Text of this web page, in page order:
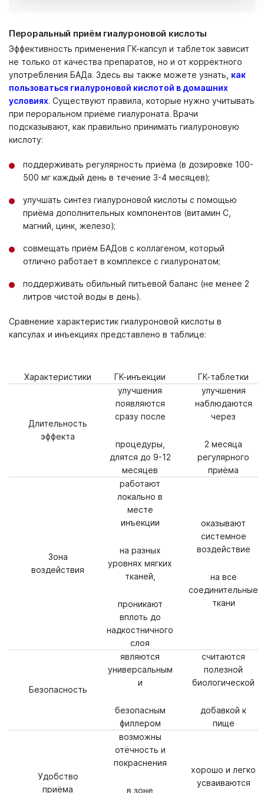
Пероральный приём гиалуроновой кислоты
Эффективность применения ГК-капсул и таблеток зависит
не только от качества препаратов, но и от корректного
употребления БАДа. Здесь вы также можете узнать, как
пользоваться гиалуроновой кислотой в домашних
условиях. Существуют правила, которые нужно учитывать
при пероральном приёме гиалуроната. Врачи
подсказывают, как правильно принимать гиалуроновую
кислоту:
поддерживать регулярность приёма (в дозировке 100-
500 мг каждый день в течение 3-4 месяцев);
улучшать синтез гиалуроновой кислоты с помощью
приёма дополнительных компонентов (витамин С,
магний, цинк, железо);
совмещать приём БАДов с коллагеном, который
отлично работает в комплексе с гиалуронатом;
поддерживать обильный питьевой баланс (не менее 2
литров чистой воды в день).
Сравнение характеристик гиалуроновой кислоты в
капсулах и инъекциях представлено в таблице:
Характеристики ГК-инъекции ГК-таблетки
Длительность
эффекта
улучшения
появляются
сразу после
процедуры,
длятся до 9-12
месяцев
улучшения
наблюдаются
через
2 месяца
регулярного
приёма
Зона
воздействия
работают
локально в
месте
инъекции
на разных
уровнях мягких
тканей,
проникают
вплоть до
надкостничного
слоя
оказывают
системное
воздействие
на все
соединительные
ткани
Безопасность
являются
универсальным
и
безопасным
филлером
считаются
полезной
биологической
добавкой к
пище
Удобство
приёма
возможны
отёчность и
покраснения
в зоне
хорошо и легко
усваиваются